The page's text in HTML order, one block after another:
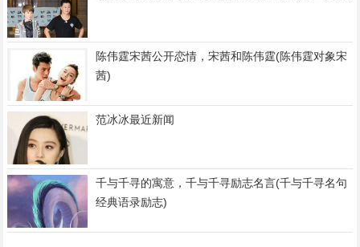
陈伟霆宋茜公开恋情，宋茜和陈伟霆(陈伟霆对象宋
茜)
范冰冰最近新闻
千与千寻的寓意，千与千寻励志名言(千与千寻名句
经典语录励志)